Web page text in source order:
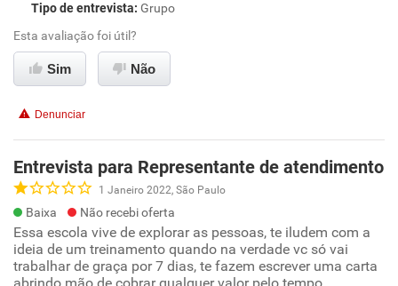
Tipo de entrevista: Grupo
Esta avaliação foi útil?
Sim Não
Denunciar
Entrevista para Representante de atendimento
1 Janeiro 2022, São Paulo
Baixa Não recebi oferta
Essa escola vive de explorar as pessoas, te iludem com a
ideia de um treinamento quando na verdade vc só vai
trabalhar de graça por 7 dias, te fazem escrever uma carta